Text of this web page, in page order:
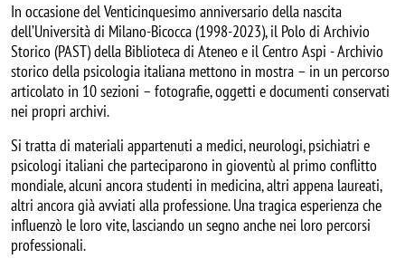
In occasione del Venticinquesimo anniversario della nascita
dell’Università di Milano-Bicocca (1998-2023), il Polo di Archivio
Storico (PAST) della Biblioteca di Ateneo e il Centro Aspi - Archivio
storico della psicologia italiana mettono in mostra – in un percorso
articolato in 10 sezioni – fotografie, oggetti e documenti conservati
nei propri archivi.
Si tratta di materiali appartenuti a medici, neurologi, psichiatri e
psicologi italiani che parteciparono in gioventù al primo conflitto
mondiale, alcuni ancora studenti in medicina, altri appena laureati,
altri ancora già avviati alla professione. Una tragica esperienza che
influenzò le loro vite, lasciando un segno anche nei loro percorsi
professionali.